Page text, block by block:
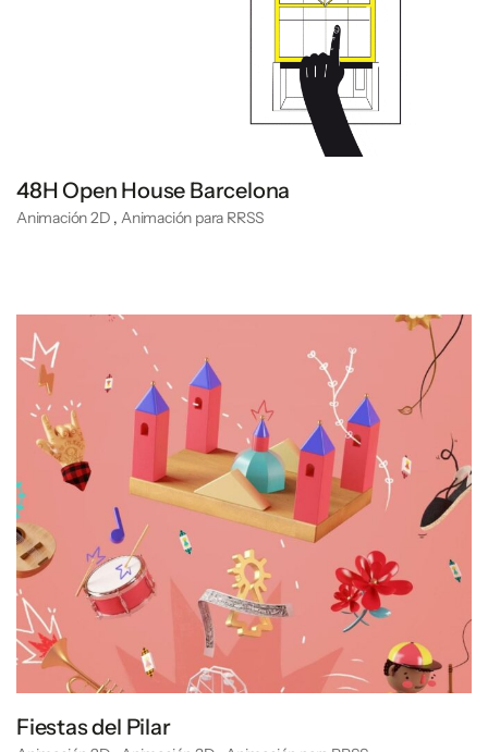
48H Open House Barcelona
Animación 2D ,Animación para RRSS
Fiestas del Pilar